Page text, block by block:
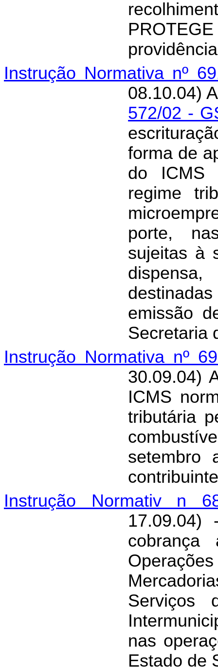
Instrução Normativa nº
08.10.04)
572/02 -
forma de
do ICMS
regime
porte,
sujeitas à
dispensa,
emissão
Secretaria
Instrução Normativa nº
30.09.04)
ICMS
tributária
setembro
Instrução Normativ n
17.09.04)
cobrança
Serviços
nas
Estado de